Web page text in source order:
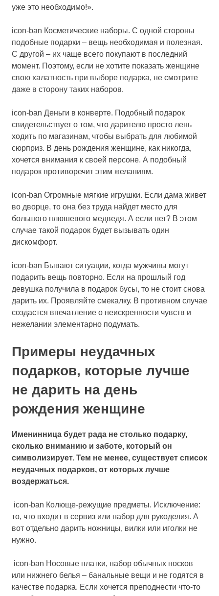
уже это необходимо!».
icon-ban Косметические наборы. С одной стороны
подобные подарки – вещь необходимая и полезная.
С другой – их чаще всего покупают в последний
момент. Поэтому, если не хотите показать женщине
свою халатность при выборе подарка, не смотрите
даже в сторону таких наборов.
icon-ban Деньги в конверте. Подобный подарок
свидетельствует о том, что дарителю просто лень
ходить по магазинам, чтобы выбрать для любимой
сюрприз. В день рождения женщине, как никогда,
хочется внимания к своей персоне. А подобный
подарок противоречит этим желаниям.
icon-ban Огромные мягкие игрушки. Если дама живет
во дворце, то она без труда найдет место для
большого плюшевого медведя. А если нет? В этом
случае такой подарок будет вызывать один
дискомфорт.
icon-ban Бывают ситуации, когда мужчины могут
подарить вещь повторно. Если на прошлый год
девушка получила в подарок бусы, то не стоит снова
дарить их. Проявляйте смекалку. В противном случае
создастся впечатление о неискренности чувств и
нежелании элементарно подумать.
Примеры неудачных
подарков, которые лучше
не дарить на день
рождения женщине
Именинница будет рада не столько подарку,
сколько вниманию и заботе, который он
символизирует. Тем не менее, существует список
неудачных подарков, от которых лучше
воздержаться.
icon-ban Колюще-режущие предметы. Исключение:
то, что входит в сервиз или набор для рукоделия. А
вот отдельно дарить ножницы, вилки или иголки не
нужно.
icon-ban Носовые платки, набор обычных носков
или нижнего белья – банальные вещи и не годятся в
качестве подарка. Если хочется преподнести что-то